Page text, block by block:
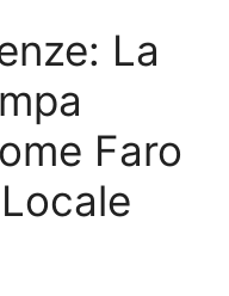
La
Faro